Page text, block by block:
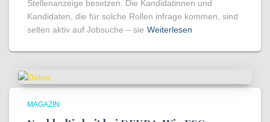
Stellenanzeige besetzen. Die Kandidatinnen und
Kandidaten, die für solche Rollen infrage kommen, sind
selten aktiv auf Jobsuche – sie Weiterlesen
MAGAZIN